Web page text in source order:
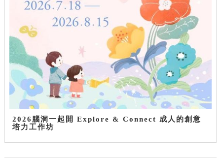
2026腦洞一起開 Explore & Connect 成人的創意
培力工作坊